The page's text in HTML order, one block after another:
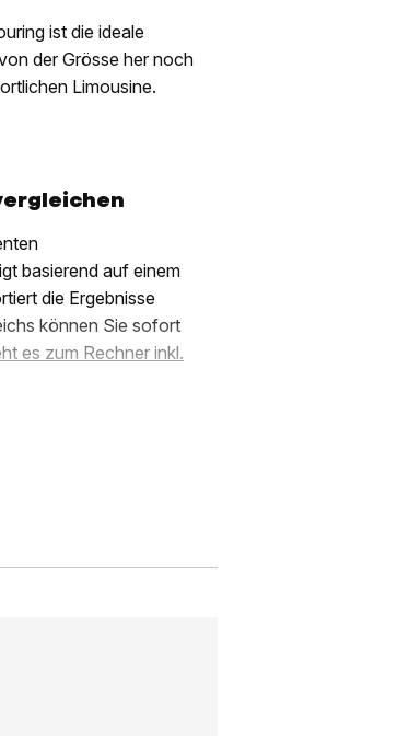
ist die ideale
der Grösse her noch
Limousine.
basierend auf einem
die Ergebnisse
können Sie sofort
es zum Rechner inkl.